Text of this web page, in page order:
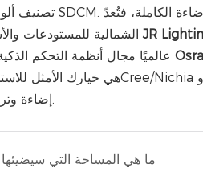
JR
إضاءة وتركها تعمل لعقد من الزمن.
ما هي المساحة التي سيضيئها 1000 لومن؟